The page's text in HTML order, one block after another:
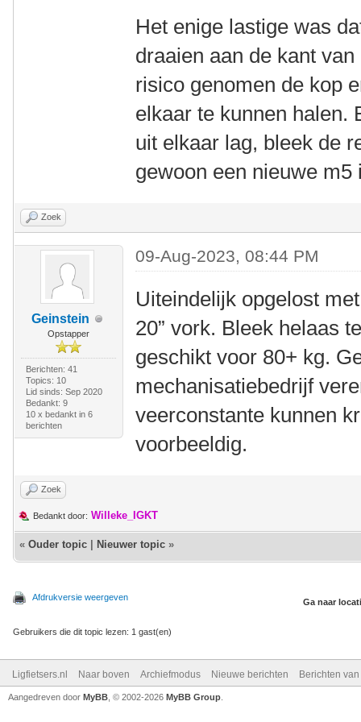
Het enige lastige was
draaien aan de kant
risico genomen de kop
elkaar te kunnen halen.
uit elkaar lag, bleek de
gewoon een nieuwe m5
Zoek
Geinstein
Opstapper
Berichten: 41
Topics: 10
Lid sinds: Sep 2020
Bedankt: 9
10 x bedankt in 6
berichten
09-Aug-2023, 08:44 PM
Uiteindelijk opgelost
20” vork. Bleek helaas
geschikt voor 80+ kg.
mechanisatiebedrijf
veerconstante kunnen
voorbeeldig.
Zoek
Bedankt door: Willeke_IGKT
« Ouder topic Nieuwer topic »
Afdrukversie weergeven Ga naar
Gebruikers die dit topic lezen: 1 gast(en)
Ligfietsers.nl Naar boven Archiefmodus Nieuwe berichten Berichten
Aangedreven door MyBB , © 2002-2026 MyBB Group